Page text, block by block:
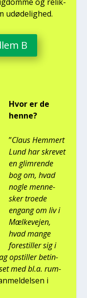
udø­de­lig­hed.
B
Hvor er de
hen­ne?
”Claus Hem­mert
Lund har skre­vet
en glim­ren­de
bog om, hvad
nog­le men­ne­
sker tro­e­de
engang om liv i
Mæl­ke­vej­en,
hvad man­ge
fore­stil­ler sig i
opstil­ler betin­
med bl.a. rum­
i